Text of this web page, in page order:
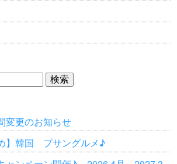
変更のお知らせ
】韓国 プサングルメ♪